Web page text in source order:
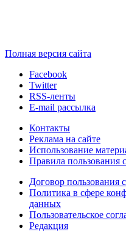
Полная версия сайта
Facebook
Twitter
RSS-ленты
E-mail рассылка
Контакты
Реклама на сайте
Использование
Правила пользования
Договор пользования
Политика в сфере
данных
Пользовательское
Редакция